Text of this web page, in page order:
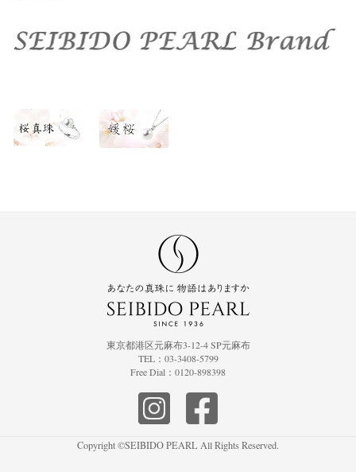
東京都港区元麻布3-12-4 SP元麻布
TEL：03-3408-5799
Free Dial：0120-898398
Copyright ©SEIBIDO PEARL All Rights Reserved.